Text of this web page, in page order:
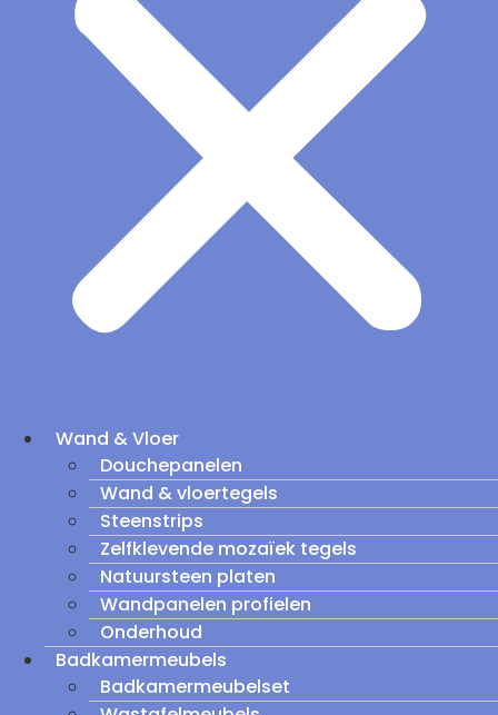
Wand & Vloer
Douchepanelen
Wand & vloertegels
Steenstrips
Zelfklevende mozaïek tegels
Natuursteen platen
Wandpanelen profielen
Onderhoud
Badkamermeubels
Badkamermeubelset